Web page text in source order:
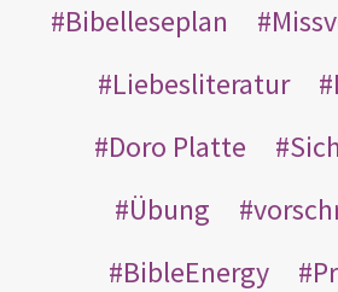
Bibelleseplan
Liebesliteratur
Doro Platte
Übung
BibleEnergy